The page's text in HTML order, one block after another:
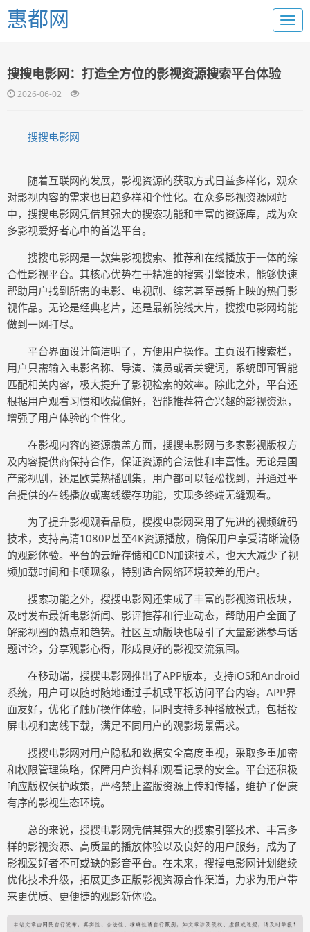
惠都网
搜搜电影网：打造全方位的影视资源搜索平台体验
2026-06-02
搜搜电影网
随着互联网的发展，影视资源的获取方式日益多样化，观众
对影视内容的需求也日趋多样和个性化。在众多影视资源网站
中，搜搜电影网凭借其强大的搜索功能和丰富的资源库，成为众
多影视爱好者心中的首选平台。
搜搜电影网是一款集影视搜索、推荐和在线播放于一体的综
合性影视平台。其核心优势在于精准的搜索引擎技术，能够快速
帮助用户找到所需的电影、电视剧、综艺甚至最新上映的热门影
视作品。无论是经典老片，还是最新院线大片，搜搜电影网均能
做到一网打尽。
平台界面设计简洁明了，方便用户操作。主页设有搜索栏，
用户只需输入电影名称、导演、演员或者关键词，系统即可智能
匹配相关内容，极大提升了影视检索的效率。除此之外，平台还
根据用户观看习惯和收藏偏好，智能推荐符合兴趣的影视资源，
增强了用户体验的个性化。
在影视内容的资源覆盖方面，搜搜电影网与多家影视版权方
及内容提供商保持合作，保证资源的合法性和丰富性。无论是国
产影视剧，还是欧美热播剧集，用户都可以轻松找到，并通过平
台提供的在线播放或离线缓存功能，实现多终端无缝观看。
为了提升影视观看品质，搜搜电影网采用了先进的视频编码
技术，支持高清1080P甚至4K资源播放，确保用户享受清晰流畅
的观影体验。平台的云端存储和CDN加速技术，也大大减少了视
频加载时间和卡顿现象，特别适合网络环境较差的用户。
搜索功能之外，搜搜电影网还集成了丰富的影视资讯板块，
及时发布最新电影新闻、影评推荐和行业动态，帮助用户全面了
解影视圈的热点和趋势。社区互动版块也吸引了大量影迷参与话
题讨论，分享观影心得，形成良好的影视交流氛围。
在移动端，搜搜电影网推出了APP版本，支持iOS和Android
系统，用户可以随时随地通过手机或平板访问平台内容。APP界
面友好，优化了触屏操作体验，同时支持多种播放模式，包括投
屏电视和离线下载，满足不同用户的观影场景需求。
搜搜电影网对用户隐私和数据安全高度重视，采取多重加密
和权限管理策略，保障用户资料和观看记录的安全。平台还积极
响应版权保护政策，严格禁止盗版资源上传和传播，维护了健康
有序的影视生态环境。
总的来说，搜搜电影网凭借其强大的搜索引擎技术、丰富多
样的影视资源、高质量的播放体验以及良好的用户服务，成为了
影视爱好者不可或缺的影音平台。在未来，搜搜电影网计划继续
优化技术升级，拓展更多正版影视资源合作渠道，力求为用户带
来更优质、更便捷的观影新体验。